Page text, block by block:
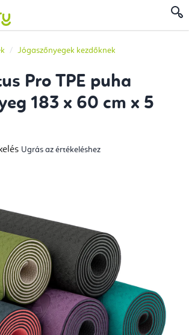
Jógaszőnyegek kezdőknek
Pro TPE puha
183 x 60 cm x 5
Ugrás az értékeléshez